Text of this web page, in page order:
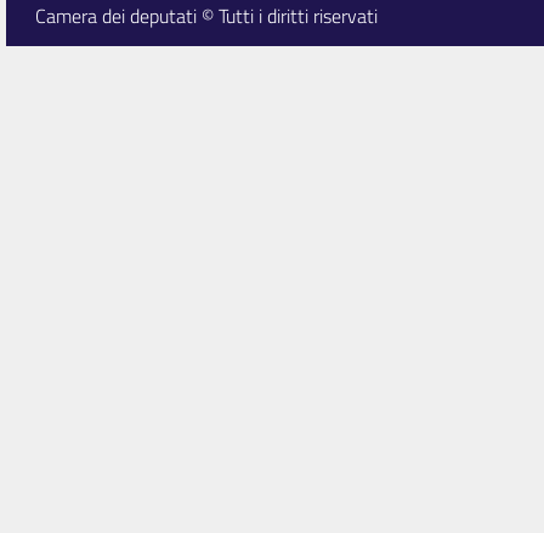
Camera dei deputati © Tutti i diritti riservati